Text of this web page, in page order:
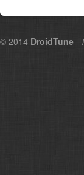
© 2014 DroidTune -